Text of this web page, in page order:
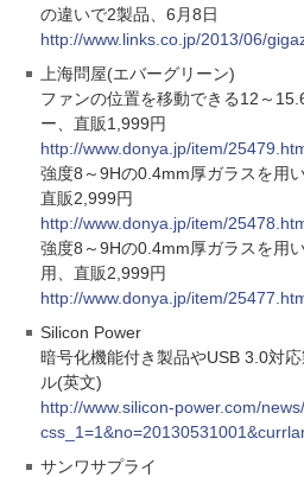
の違いで2製品、6月8日
http://www.links.co.jp/2013/06/
上海問屋(エバーグリーン)
ファンの位置を移動できる12～
ー、直販1,999円
http://www.donya.jp/item/
強度8～9Hの0.4mm厚ガラスを用
直販2,999円
http://www.donya.jp/item/
強度8～9Hの0.4mm厚ガラスを用
用、直販2,999円
http://www.donya.jp/item/
Silicon Power
暗号化機能付き製品やUSB 3.0対
ル(英文)
http://www.silicon-power.com/
サンワサプライ